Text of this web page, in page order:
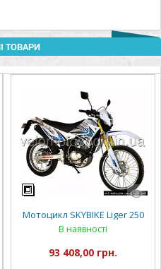
ТОВАРИ
Мотоцикл SKYBIKE Liger 250
В наявності
93 408,00 грн.